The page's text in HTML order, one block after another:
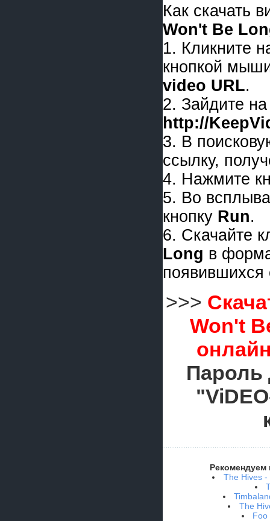
Как скачать
Won't Be
1. Кликните
кнопкой
video URL.
2. Зайдите на
http://
3. В
ссылку,
4. Нажмите
5. Во
кнопку Run.
6. Скачайте
Long в
появившихся
>>>
Won't
Пароль
Рекомендуем
The Hives -
The
Foo